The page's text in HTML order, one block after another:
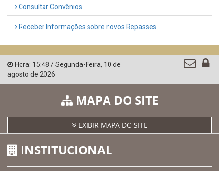
Consultar Convênios
Receber Informações sobre novos Repasses
Hora: 15:48 /Segunda-Feira, 10 de
agosto de 2026
MAPA DO SITE
EXIBIR MAPA DO SITE
INSTITUCIONAL